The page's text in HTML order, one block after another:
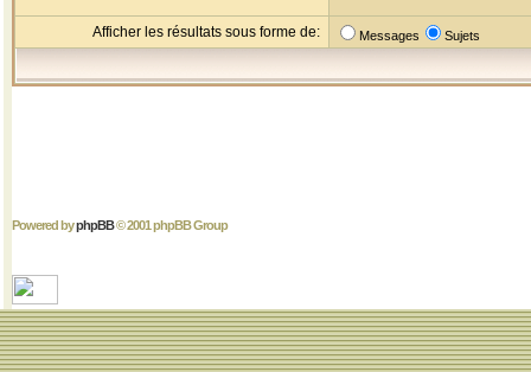
Afficher les résultats sous forme de: Messages Sujets
Powered byphpBB© 2001 phpBB Group